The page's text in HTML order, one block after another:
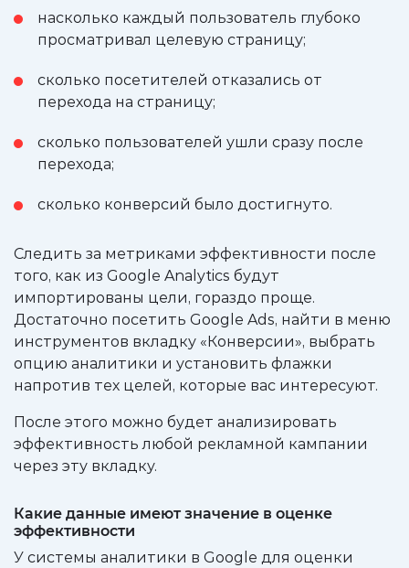
насколько каждый пользователь глубоко
просматривал целевую страницу;
сколько посетителей отказались от
перехода на страницу;
сколько пользователей ушли сразу после
перехода;
сколько конверсий было достигнуто.
Следить за метриками эффективности после
того, как из Google Analytics будут
импортированы цели, гораздо проще.
Достаточно посетить Google Ads, найти в меню
инструментов вкладку «Конверсии», выбрать
опцию аналитики и установить флажки
напротив тех целей, которые вас интересуют.
После этого можно будет анализировать
эффективность любой рекламной кампании
через эту вкладку.
Какие данные имеют значение в оценке
эффективности
У системы аналитики в Google для оценки